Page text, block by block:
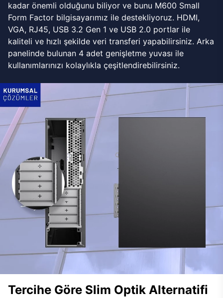
kadar önemli olduğunu biliyor ve bunu M600 Small
Form Factor bilgisayarımız ile destekliyoruz. HDMI,
VGA, RJ45, USB 3.2 Gen 1 ve USB 2.0 portlar ile
kaliteli ve hızlı şekilde veri transferi yapabilirsiniz. Arka
panelinde bulunan 4 adet genişletme yuvası ile
kullanımlarınızı kolaylıkla çeşitlendirebilirsiniz.
Tercihe Göre Slim Optik Alternatifi